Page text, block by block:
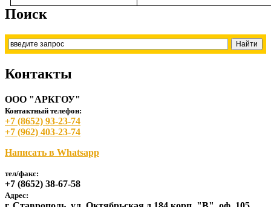
Поиск
Контакты
ООО "АРКГОУ"
Контактный телефон:
+7 (8652) 93-23-74
+7 (962) 403-23-74
Написать в Whatsapp
тел/факс:
+7 (8652) 38-67-58
Адрес: